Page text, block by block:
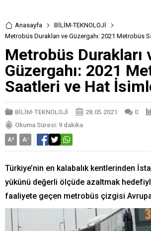
Anasayfa
BİLİM-TEKNOLOJİ
Metrobüs Durakları ve Güzergahı: 2021 Metrobüs
Metrobüs Durakları
Güzergahı: 2021
Saatleri ve Hat
BİLİM-TEKNOLOJİ 28.05.2021 0
Okuma Süresi: 9 dakika
A+ A-
Türkiye’nin en kalabalık kentlerinden
yükünü değerli ölçüde azaltmak
faaliyete geçen metrobüs çizgisi